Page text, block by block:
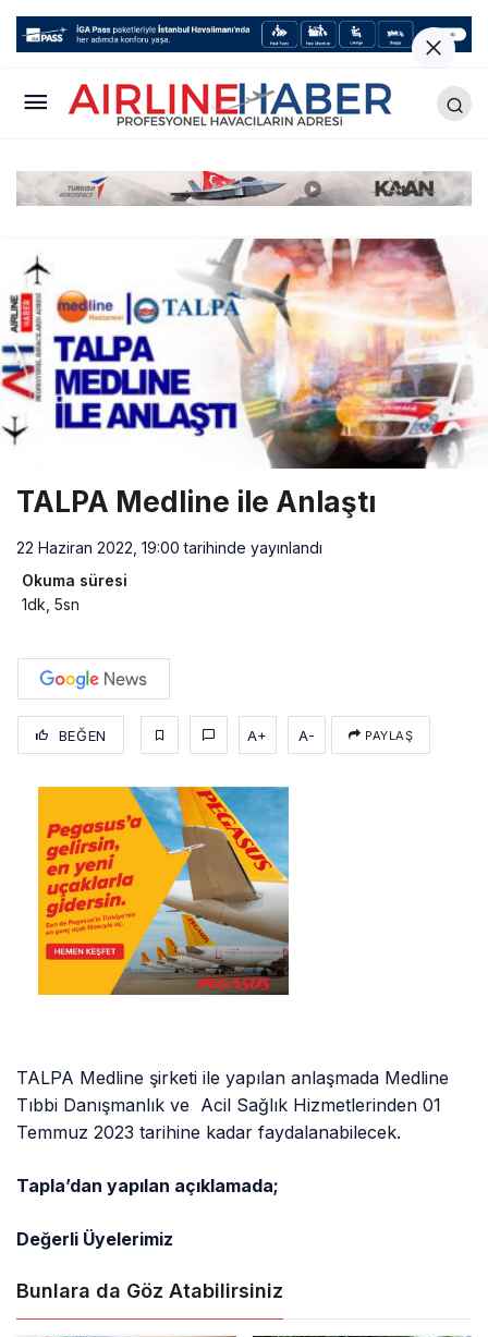
TALPA Medline ile Anlaştı
22 Haziran 2022, 19:00 tarihinde yayınlandı
Okuma süresi
1dk, 5sn
BEĞEN A+ A- PAYLAŞ
TALPA Medline şirketi ile yapılan anlaşmada Medline
Tıbbi Danışmanlık ve Acil Sağlık Hizmetlerinden 01
Temmuz 2023 tarihine kadar faydalanabilecek.
Tapla’dan yapılan açıklamada;
Değerli Üyelerimiz
Bunlara da Göz Atabilirsiniz